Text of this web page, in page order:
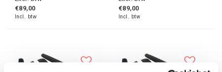
€89,00
Incl. btw
€89,00
Incl. btw